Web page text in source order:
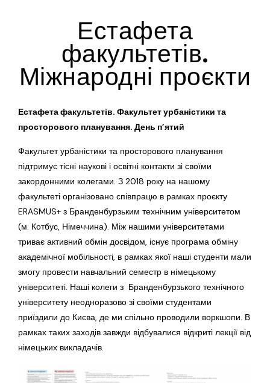
Естафета
факультетів.
Міжнародні проєкти
Естафета факультетів. Факультет урбаністики та
просторового планування. День п’ятий
Факультет урбаністики та просторового планування
підтримує тісні наукові і освітні контакти зі своїми
закордонними колегами. З 2018 року на нашому
факультеті організовано співпрацю в рамках проєкту
ERASMUS+ з Бранденбурзьким технічним університетом
(м. Котбус, Німеччина). Між нашими університетами
триває активний обмін досвідом, існує програма обміну
академічної мобільності, в рамках якої наші студенти мали
змогу провести навчальний семестр в німецькому
університеті. Наші колеги з Бранденбурзького технічного
університету неодноразово зі своїми студентами
приїздили до Києва, де ми спільно проводили воркшопи. В
рамках таких заходів завжди відбувалися відкриті лекції від
німецьких викладачів.